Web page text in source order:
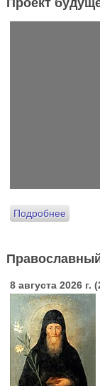
Подробнее
8 августа 2026 г.